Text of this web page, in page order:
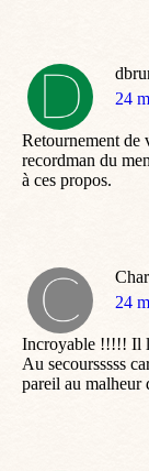
dit
24
Retournement de
recordman du
à ces propos.
dit
24
Incroyable !!!!! Il
Au secoursssss
pareil au malheur